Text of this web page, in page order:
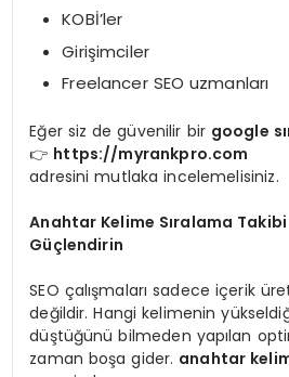
KOBİ’ler
Girişimciler
Freelancer SEO uzmanları
Eğer siz de güvenilir bir google
👉 https://myrankpro.com
adresini mutlaka incelemelisiniz.
Anahtar Kelime Sıralama
Güçlendirin
SEO çalışmaları sadece içerik
değildir. Hangi kelimenin
düştüğünü bilmeden yapılan
zaman boşa gider. anahtar